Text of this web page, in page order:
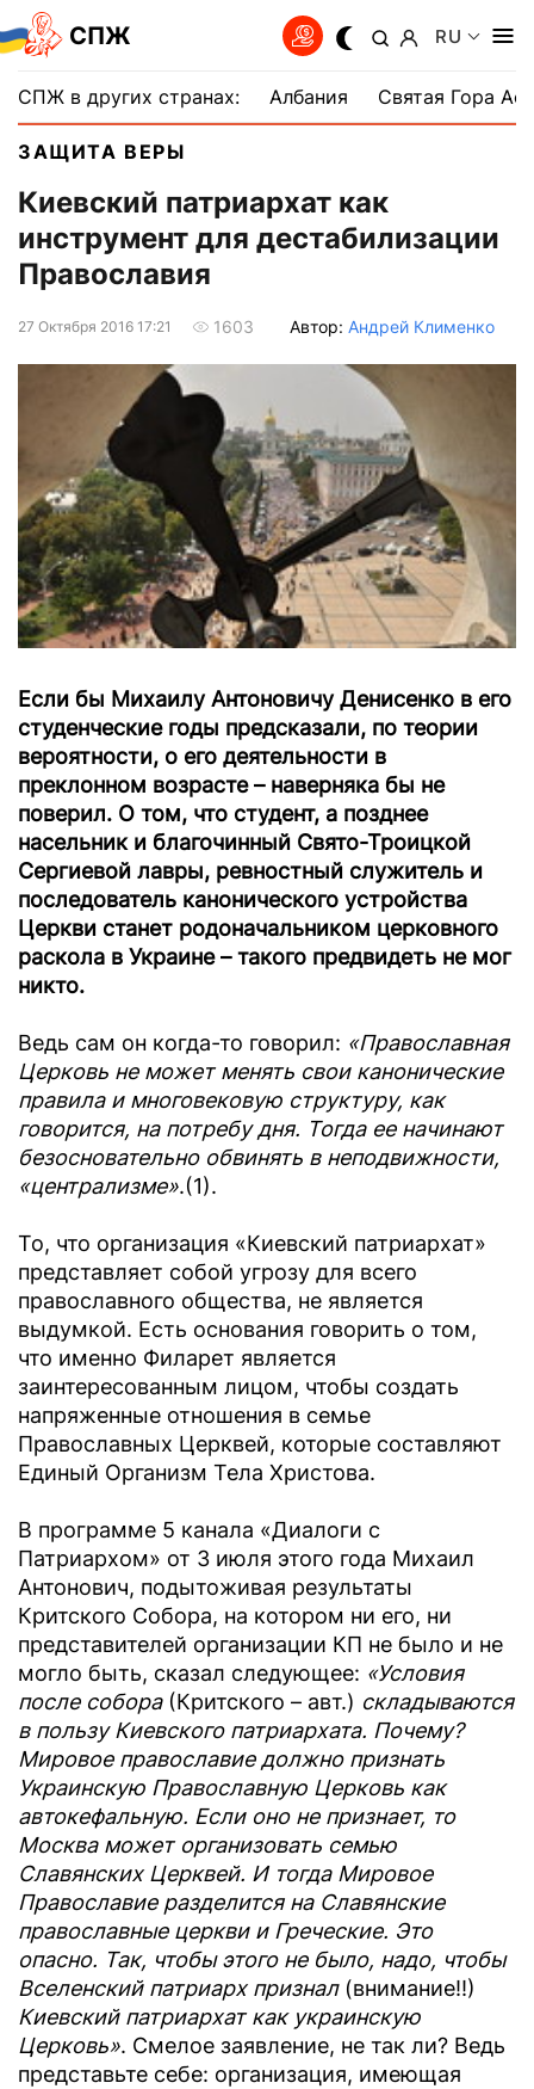
СПЖ RU
СПЖ в других странах: Албания Святая Гора
ЗАЩИТА ВЕРЫ
Киевский патриархат как
инструмент для дестабилизации
Православия
27 Октября 2016 17:21 1603 Автор: Андрей Клименко
Если бы Михаилу Антоновичу Денисенко в его
студенческие годы предсказали, по теории
вероятности, о его деятельности в
преклонном возрасте – наверняка бы не
поверил. О том, что студент, а позднее
насельник и благочинный Свято-Троицкой
Сергиевой лавры, ревностный служитель и
последователь канонического устройства
Церкви станет родоначальником церковного
раскола в Украине – такого предвидеть не мог
никто.
Ведь сам он когда-то говорил: «Православная
Церковь не может менять свои канонические
правила и многовековую структуру, как
говорится, на потребу дня. Тогда ее начинают
безосновательно обвинять в неподвижности,
«централизме».(1).
То, что организация «Киевский патриархат»
представляет собой угрозу для всего
православного общества, не является
выдумкой. Есть основания говорить о том,
что именно Филарет является
заинтересованным лицом, чтобы создать
напряженные отношения в семье
Православных Церквей, которые составляют
Единый Организм Тела Христова.
В программе 5 канала «Диалоги с
Патриархом» от 3 июля этого года Михаил
Антонович, подытоживая результаты
Критского Собора, на котором ни его, ни
представителей организации КП не было и не
могло быть, сказал следующее: «Условия
после собора (Критского – авт.) складываются
в пользу Киевского патриархата. Почему?
Мировое православие должно признать
Украинскую Православную Церковь как
автокефальную. Если оно не признает, то
Москва может организовать семью
Славянских Церквей. И тогда Мировое
Православие разделится на Славянские
православные церкви и Греческие. Это
опасно. Так, чтобы этого не было, надо, чтобы
Вселенский патриарх признал (внимание!!)
Киевский патриархат как украинскую
Церковь». Смелое заявление, не так ли? Ведь
представьте себе: организация, имеющая